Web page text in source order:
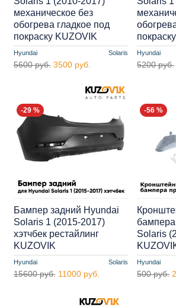
Hyundai Solaris
механическое без
обогрева гладкое под
покраску KUZOVIK
5600 руб. 3500 руб.
Hyundai
5200 руб.
-29 %
Hyundai Solaris
Бампер задний Hyundai
Solaris 1 (2015-2017)
хэтчбек рестайлинг
KUZOVIK
15600 руб. 11000 руб.
-56 %
Hyundai
Solaris
500 руб.